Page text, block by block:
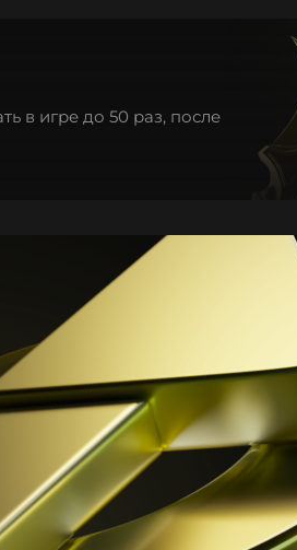
в игре до 50 раз, после